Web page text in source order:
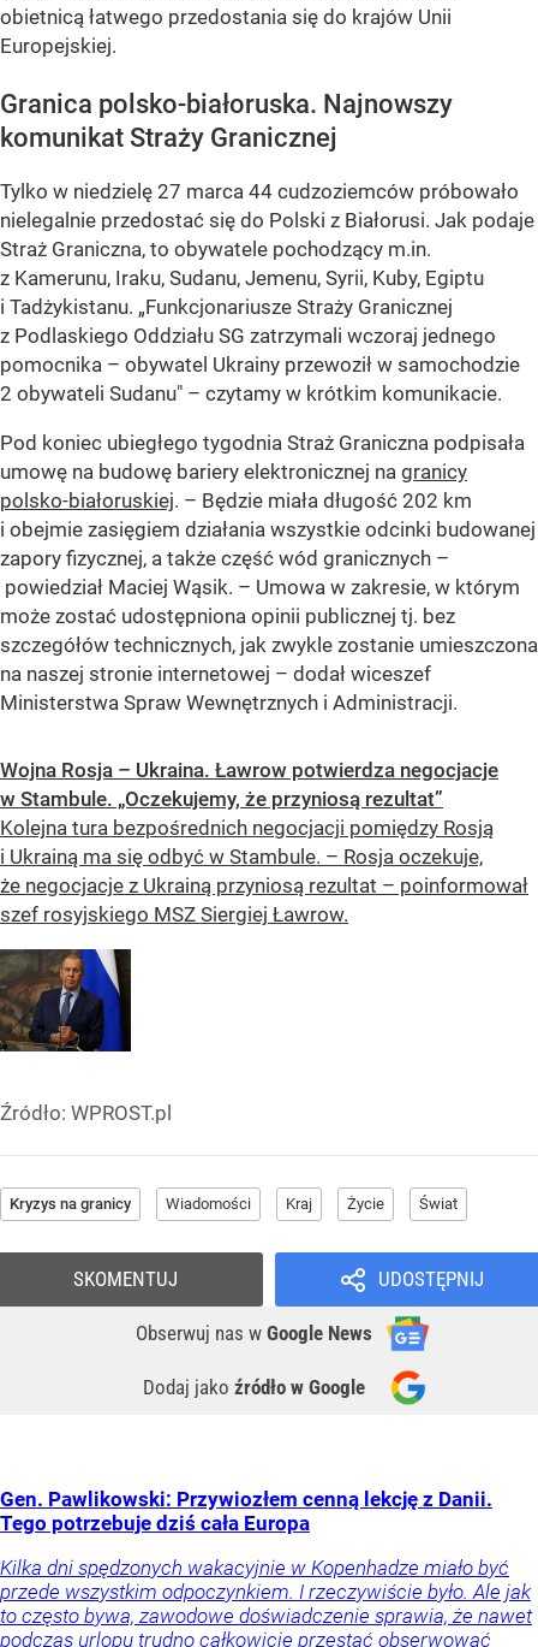
obietnicą łatwego przedostania się do krajów Unii
Europejskiej.
Granica polsko-białoruska. Najnowszy
komunikat Straży Granicznej
Tylko w niedzielę 27 marca 44 cudzoziemców próbowało
nielegalnie przedostać się do Polski z Białorusi. Jak podaje
Straż Graniczna, to obywatele pochodzący m.in.
z Kamerunu, Iraku, Sudanu, Jemenu, Syrii, Kuby, Egiptu
i Tadżykistanu. „Funkcjonariusze Straży Granicznej
z Podlaskiego Oddziału SG zatrzymali wczoraj jednego
pomocnika – obywatel Ukrainy przewoził w samochodzie
2 obywateli Sudanu" – czytamy w krótkim komunikacie.
Pod koniec ubiegłego tygodnia Straż Graniczna podpisała
umowę na budowę bariery elektronicznej na granicy
polsko-białoruskiej. – Będzie miała długość 202 km
i obejmie zasięgiem działania wszystkie odcinki budowanej
zapory fizycznej, a także część wód granicznych –
powiedział Maciej Wąsik. – Umowa w zakresie, w którym
może zostać udostępniona opinii publicznej tj. bez
szczegółów technicznych, jak zwykle zostanie umieszczona
na naszej stronie internetowej – dodał wiceszef
Ministerstwa Spraw Wewnętrznych i Administracji.
Wojna Rosja – Ukraina. Ławrow potwierdza negocjacje
w Stambule. „Oczekujemy, że przyniosą rezultat”
Kolejna tura bezpośrednich negocjacji pomiędzy Rosją
i Ukrainą ma się odbyć w Stambule. – Rosja oczekuje,
że negocjacje z Ukrainą przyniosą rezultat – poinformował
szef rosyjskiego MSZ Siergiej Ławrow.
Źródło: WPROST.pl
Kryzys na granicy Wiadomości Kraj Życie Świat
UDOSTĘPNIJ
Obserwuj nas w Google News
Dodaj jako źródło w Google
SKOMENTUJ
Gen. Pawlikowski: Przywiozłem cenną lekcję z Danii.
Tego potrzebuje dziś cała Europa
Kilka dni spędzonych wakacyjnie w Kopenhadze miało być
przede wszystkim odpoczynkiem. I rzeczywiście było. Ale jak
to często bywa, zawodowe doświadczenie sprawia, że nawet
podczas urlopu trudno całkowicie przestać obserwować